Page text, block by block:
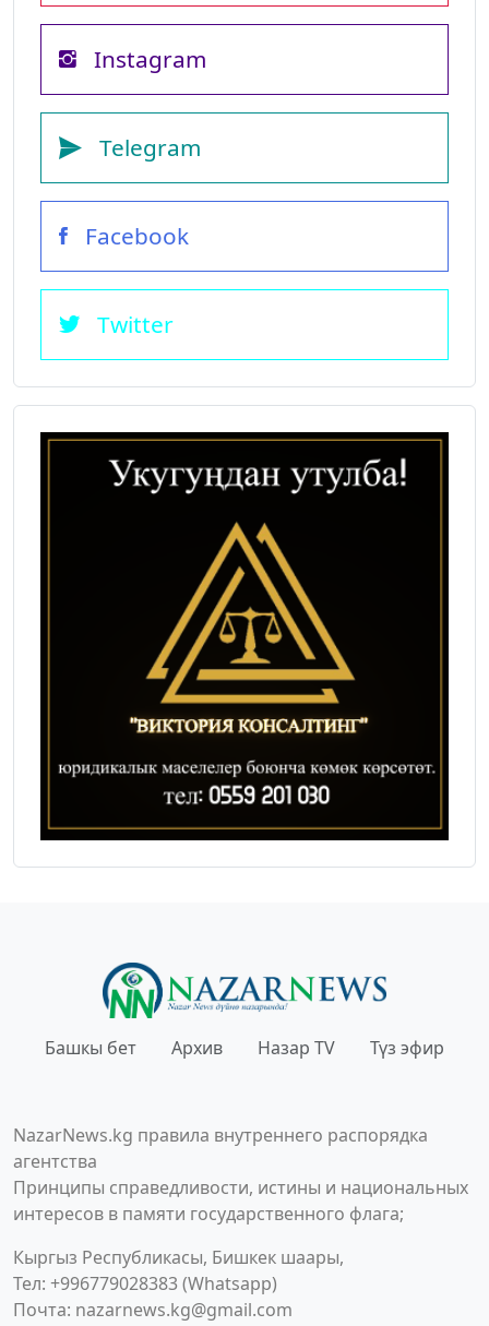
Instagram
Telegram
Facebook
Twitter
Башкы бет Архив Назар TV Түз эфир
NazarNews.kg правила внутреннего распорядка
агентства
Принципы справедливости, истины и национальных
интересов в памяти государственного флага;
Кыргыз Республикасы, Бишкек шаары,
Тел: +996779028383 (Whatsapp)
Почта: nazarnews.kg@gmail.com